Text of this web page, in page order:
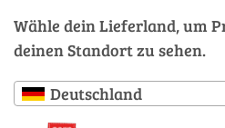
Wähle dein Lieferland, um
deinen Standort zu sehen.
Deutschland